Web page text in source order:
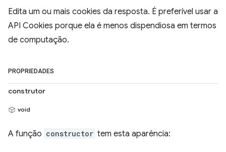
Edita um ou mais cookies da resposta. É preferível usar a
API Cookies porque ela é menos dispendiosa em termos
de computação.
PROPRIEDADES
construtor
void
A função constructor tem esta aparência: